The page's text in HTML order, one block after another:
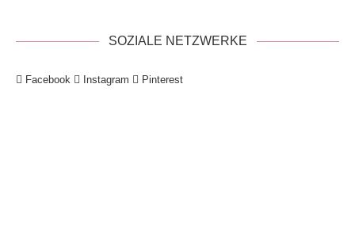
SOZIALE NETZWERKE
Facebook Instagram Pinterest